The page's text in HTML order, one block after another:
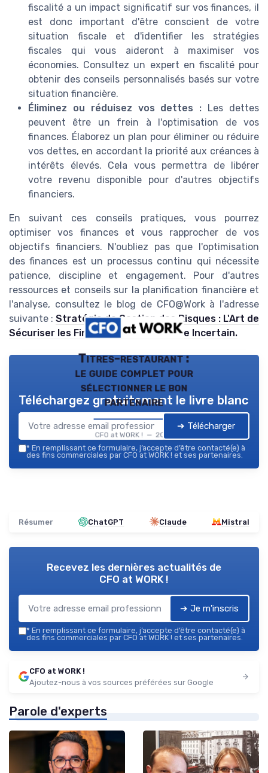
fiscalité a un impact significatif sur vos finances, il
est donc important d'être conscient de votre
situation fiscale et d'identifier les stratégies
fiscales qui vous aideront à maximiser vos
économies. Consultez un expert en fiscalité pour
obtenir des conseils personnalisés basés sur votre
situation financière.
Éliminez ou réduisez vos dettes : Les dettes
peuvent être un frein à l'optimisation de vos
finances. Élaborez un plan pour éliminer ou réduire
vos dettes, en accordant la priorité aux créances à
intérêts élevés. Cela vous permettra de libérer
votre revenu disponible pour d'autres objectifs
financiers.
En suivant ces conseils pratiques, vous pourrez
optimiser vos finances et vous rapprocher de vos
objectifs financiers. N'oubliez pas que l'optimisation
des finances est un processus continu qui nécessite
patience, discipline et engagement. Pour d'autres
ressources et conseils sur la planification financière et
l'analyse, consultez le blog de CFO@Work à l'adresse
suivante : Stratégie de Gestion des Risques : L'Art de
Sécuriser les Finances dans un Monde Incertain.
Titres-restaurant :
le guide complet pour
sélectionner le bon
partenaire
CFO at WORK ! — 2026
Téléchargez gratuitement le livre blanc
➔ Télécharger
* En remplissant ce formulaire, j’accepte d’être contacté(e) à
des fins commerciales par CFO at WORK ! et ses partenaires.
Résumer ChatGPT Claude Mistral
Recevez les dernières actualités de
CFO at WORK !
➔ Je m'inscris
* En remplissant ce formulaire, j’accepte d’être contacté(e) à
des fins commerciales par CFO at WORK ! et ses partenaires.
CFO at WORK !
Ajoutez-nous à vos sources préférées sur Google
Parole d'experts